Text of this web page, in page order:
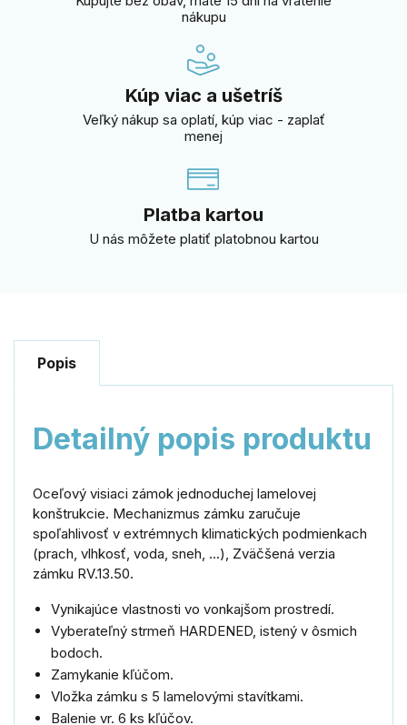
nákupu
Kúp viac a ušetríš
Veľký nákup sa oplatí, kúp viac - zaplať
menej
Platba kartou
U nás môžete platiť platobnou kartou
Popis
Detailný popis produktu
Oceľový visiaci zámok jednoduchej lamelovej
konštrukcie. Mechanizmus zámku zaručuje
spoľahlivosť v extrémnych klimatických podmienkach
(prach, vlhkosť, voda, sneh, ...), Zväčšená verzia
zámku RV.13.50.
Vynikajúce vlastnosti vo vonkajšom prostredí.
Vyberateľný strmeň HARDENED, istený v ôsmich
bodoch.
Zamykanie kľúčom.
Vložka zámku s 5 lamelovými stavítkami.
Balenie vr. 6 ks kľúčov.